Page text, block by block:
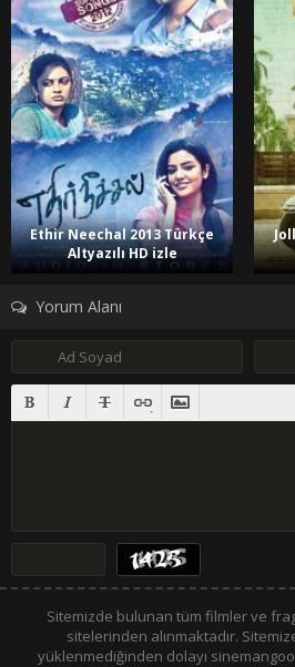
Ethir Neechal 2013 Türkçe
Altyazılı HD izle
Yorum Alanı
Sitemizde bulunan tüm filmler ve
sitelerinden alınmaktadır.
yüklenmediğinden dolayı